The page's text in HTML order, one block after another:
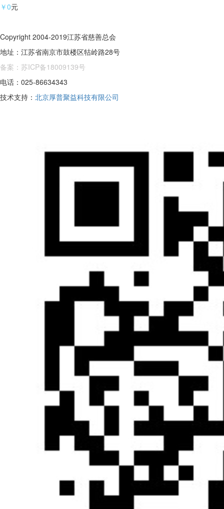
￥0元
Copyright 2004-2019江苏省慈善总会
地址：江苏省南京市鼓楼区牯岭路28号
备案：苏ICP备18009139号
电话：025-86634343
技术支持： 北京厚普聚益科技有限公司